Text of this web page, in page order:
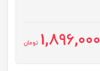
1,896,000 تومان